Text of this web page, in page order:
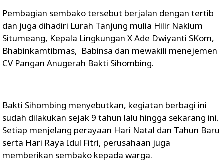
Pembagian sembako tersebut berjalan dengan tertib
dan juga dihadiri Lurah Tanjung mulia Hilir Naklum
Situmeang, Kepala Lingkungan X Ade Dwiyanti SKom,
Bhabinkamtibmas, Babinsa dan mewakili menejemen
CV Pangan Anugerah Bakti Sihombing.
Bakti Sihombing menyebutkan, kegiatan berbagi ini
sudah dilakukan sejak 9 tahun lalu hingga sekarang ini.
Setiap menjelang perayaan Hari Natal dan Tahun Baru
serta Hari Raya Idul Fitri, perusahaan juga
memberikan sembako kepada warga.